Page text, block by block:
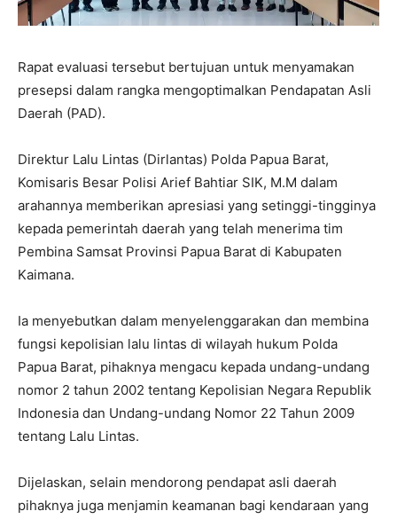
Rapat evaluasi tersebut bertujuan untuk menyamakan
presepsi dalam rangka mengoptimalkan Pendapatan Asli
Daerah (PAD).
Direktur Lalu Lintas (Dirlantas) Polda Papua Barat,
Komisaris Besar Polisi Arief Bahtiar SIK, M.M dalam
arahannya memberikan apresiasi yang setinggi-tingginya
kepada pemerintah daerah yang telah menerima tim
Pembina Samsat Provinsi Papua Barat di Kabupaten
Kaimana.
Ia menyebutkan dalam menyelenggarakan dan membina
fungsi kepolisian lalu lintas di wilayah hukum Polda
Papua Barat, pihaknya mengacu kepada undang-undang
nomor 2 tahun 2002 tentang Kepolisian Negara Republik
Indonesia dan Undang-undang Nomor 22 Tahun 2009
tentang Lalu Lintas.
Dijelaskan, selain mendorong pendapat asli daerah
pihaknya juga menjamin keamanan bagi kendaraan yang